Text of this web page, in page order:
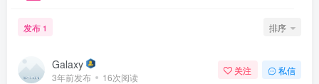
发布 1 排序
Galaxy
3年前发布 16次阅读
关注 私信